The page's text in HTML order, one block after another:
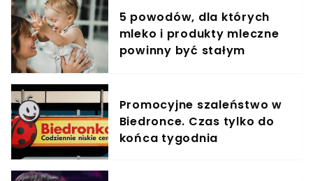
5 powodów, dla których
mleko i produkty mleczne
powinny być stałym
Promocyjne szaleństwo w
Biedronce. Czas tylko do
końca tygodnia